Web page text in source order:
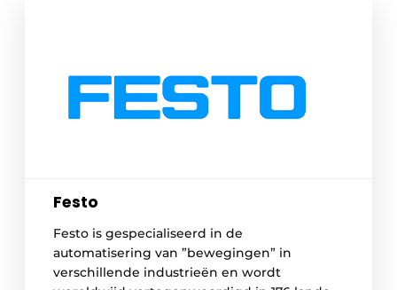
Festo
Festo is gespecialiseerd in de
automatisering van ”bewegingen” in
verschillende industrieën en wordt